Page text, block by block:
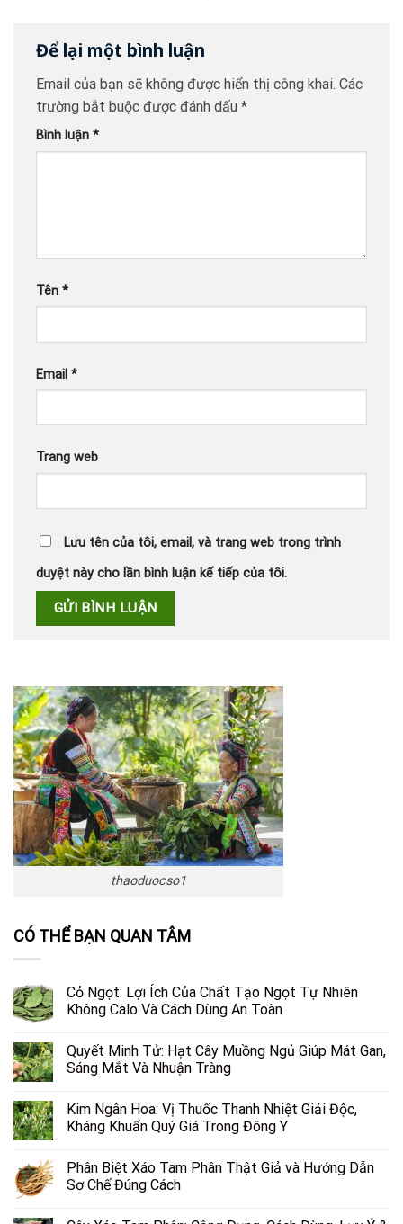
Để lại một bình luận
Email của bạn sẽ không được hiển thị công khai. Các
trường bắt buộc được đánh dấu *
Bình luận *
Tên *
Email *
Trang web
Lưu tên của tôi, email, và trang web trong trình
duyệt này cho lần bình luận kế tiếp của tôi.
thaoduocso1
CÓ THỂ BẠN QUAN TÂM
Cỏ Ngọt: Lợi Ích Của Chất Tạo Ngọt Tự Nhiên
Không Calo Và Cách Dùng An Toàn
Quyết Minh Tử: Hạt Cây Muồng Ngủ Giúp Mát Gan,
Sáng Mắt Và Nhuận Tràng
Kim Ngân Hoa: Vị Thuốc Thanh Nhiệt Giải Độc,
Kháng Khuẩn Quý Giá Trong Đông Y
Phân Biệt Xáo Tam Phân Thật Giả và Hướng Dẫn
Sơ Chế Đúng Cách